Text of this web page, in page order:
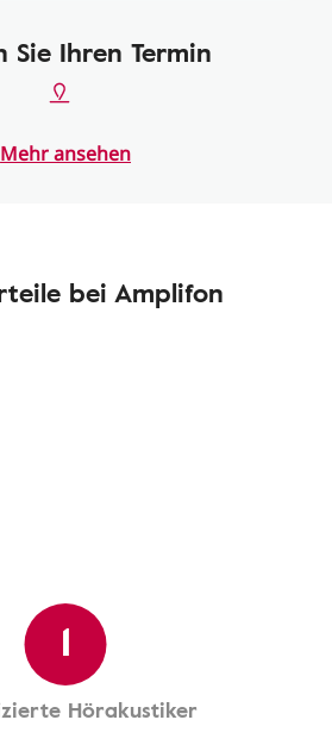
Sie Ihren Termin
Mehr ansehen
bei Amplifon
1
Hörakustiker